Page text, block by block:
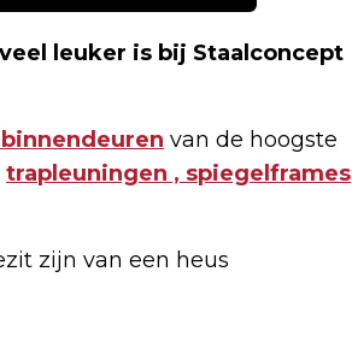
leuker is bij Staalconcept
van de hoogste
trapleuningen , spiegelframes
zijn van een heus